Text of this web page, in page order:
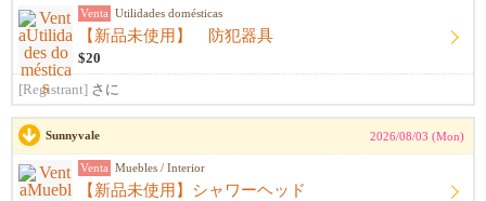
Venta Utilidades domésticas
【新品未使用】 防犯器具
$20
[Registrant] さに
Sunnyvale 2026/08/03 (Mon)
Venta Muebles / Interior
【新品未使用】シャワーヘッド